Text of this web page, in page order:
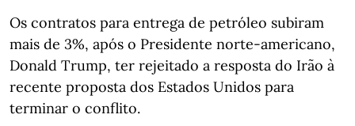
Os contratos para entrega de petróleo subiram
mais de 3%, após o Presidente norte-americano,
Donald Trump, ter rejeitado a resposta do Irão à
recente proposta dos Estados Unidos para
terminar o conflito.